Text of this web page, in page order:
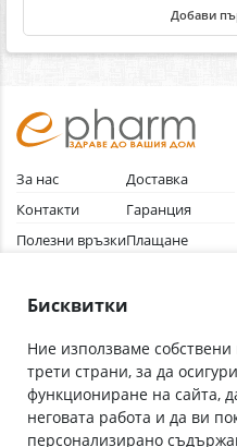
Добави
За нас
Контакти
Полезни връзки
Общи условия
Доставка
Гаранция
Плащане
Абонирай се за нашия
Бисквитки
Ние използваме собствени
трети страни, за да
функциониране на сайта,
неговата работа и да ви
персонализирано